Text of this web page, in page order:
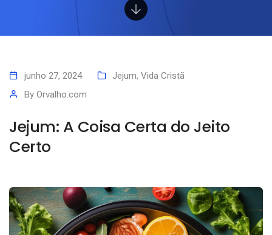
junho 27, 2024 Jejum, Vida Cristã
By Orvalho.com
Jejum: A Coisa Certa do Jeito
Certo